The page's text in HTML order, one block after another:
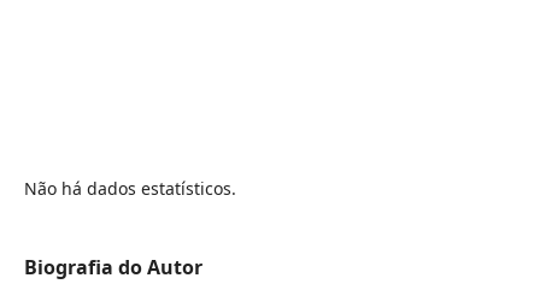
Não há dados estatísticos.
Biografia do Autor